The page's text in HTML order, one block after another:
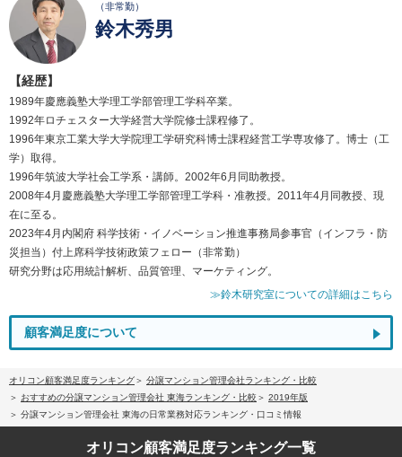
（非常勤）
鈴木秀男
【経歴】
1989年慶應義塾大学理工学部管理工学科卒業。
1992年ロチェスター大学経営大学院修士課程修了。
1996年東京工業大学大学院理工学研究科博士課程経営工学専攻修了。博士（工
学）取得。
1996年筑波大学社会工学系・講師。2002年6月同助教授。
2008年4月慶應義塾大学理工学部管理工学科・准教授。2011年4月同教授、現
在に至る。
2023年4月内閣府 科学技術・イノベーション推進事務局参事官（インフラ・防
災担当）付上席科学技術政策フェロー（非常勤）
研究分野は応用統計解析、品質管理、マーケティング。
≫鈴木研究室についての詳細はこちら
顧客満足度について
オリコン顧客満足度ランキング
分譲マンション管理会社ランキング・比較
おすすめの分譲マンション管理会社 東海ランキング・比較
2019年版
分譲マンション管理会社 東海の日常業務対応ランキング・口コミ情報
オリコン顧客満足度ランキング一覧